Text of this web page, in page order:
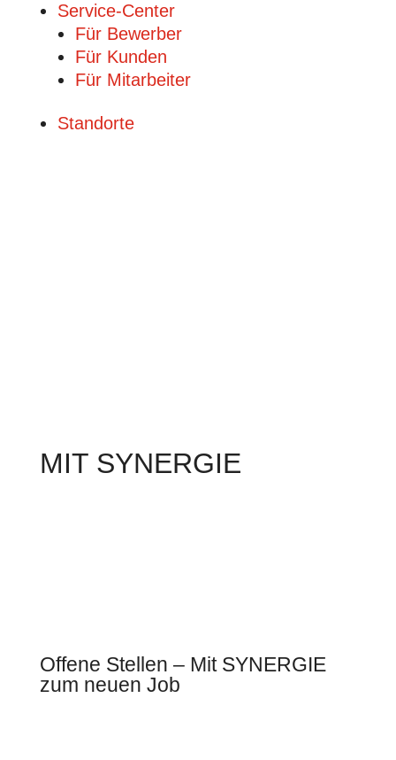
Service-Center
Für Bewerber
Für Kunden
Für Mitarbeiter
Standorte
MIT SYNERGIE
Offene Stellen – Mit SYNERGIE
zum neuen Job